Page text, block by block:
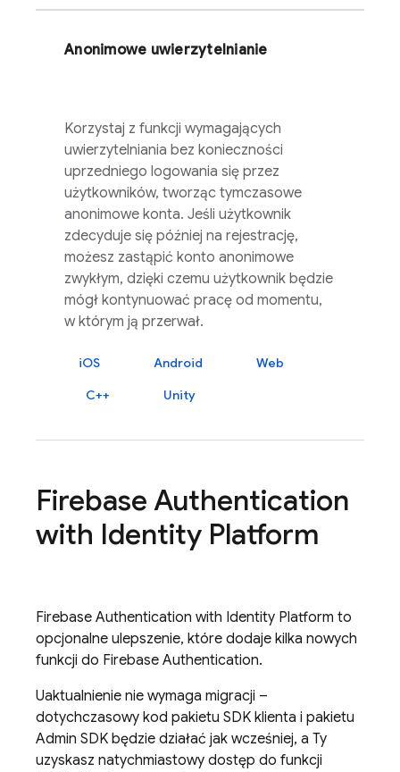
Anonimowe uwierzytelnianie
Korzystaj z funkcji wymagających
uwierzytelniania bez konieczności
uprzedniego logowania się przez
użytkowników, tworząc tymczasowe
anonimowe konta. Jeśli użytkownik
zdecyduje się później na rejestrację,
możesz zastąpić konto anonimowe
zwykłym, dzięki czemu użytkownik będzie
mógł kontynuować pracę od momentu,
w którym ją przerwał.
iOS Android
Web
C++
Unity
Firebase Authentication
with Identity Platform
Firebase Authentication with Identity Platform to
opcjonalne ulepszenie, które dodaje kilka nowych
funkcji do Firebase Authentication.
Uaktualnienie nie wymaga migracji –
dotychczasowy kod pakietu SDK klienta i pakietu
Admin SDK będzie działać jak wcześniej, a Ty
uzyskasz natychmiastowy dostęp do funkcji